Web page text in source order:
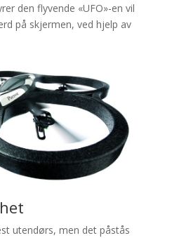
den flyvende «UFO»-en vil
på skjermen, ved hjelp av
utendørs, men det påstås